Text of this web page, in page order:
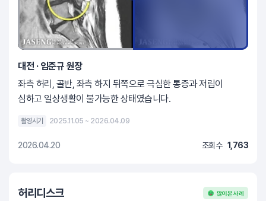
대전 · 임준규 원장
좌측 허리, 골반, 좌측 하지 뒤쪽으로 극심한 통증과 저림이
심하고 일상생활이 불가능한 상태였습니다.
촬영시기 2025.11.05 ~ 2026.04.09
2026.04.20 조회수 1,763
허리디스크 많이 본 사례